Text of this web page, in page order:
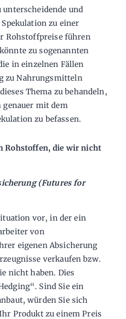
unterscheidende und
zu einer
Rohstoffpreise führen
zu sogenannten
in einzelnen Fällen
zu Nahrungsmitteln
Thema zu behandeln,
mit dem
zu befassen.
Rohstoffen, die wir nicht
(Futures for
vor, in der ein
von
eigenen Absicherung
verkaufen bzw.
nicht haben. Dies
Sind Sie ein
würden Sie sich
Produkt zu einem Preis